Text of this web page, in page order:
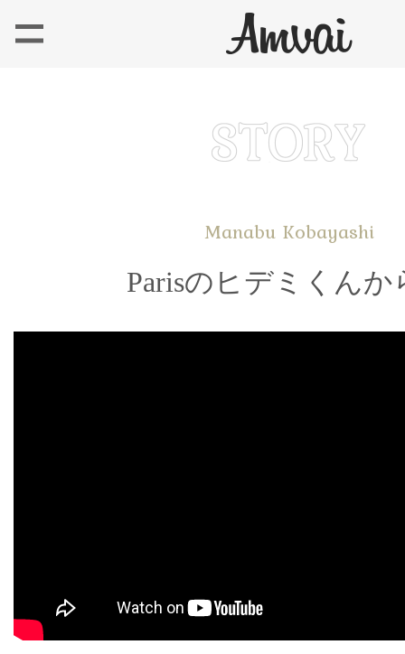
Manabu Kobayashi
Parisのヒデミくんか